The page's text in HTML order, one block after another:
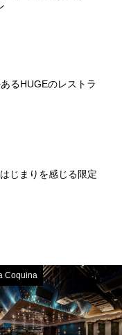
るHUGEのレストラ
じまりを感じる限定
Coquina